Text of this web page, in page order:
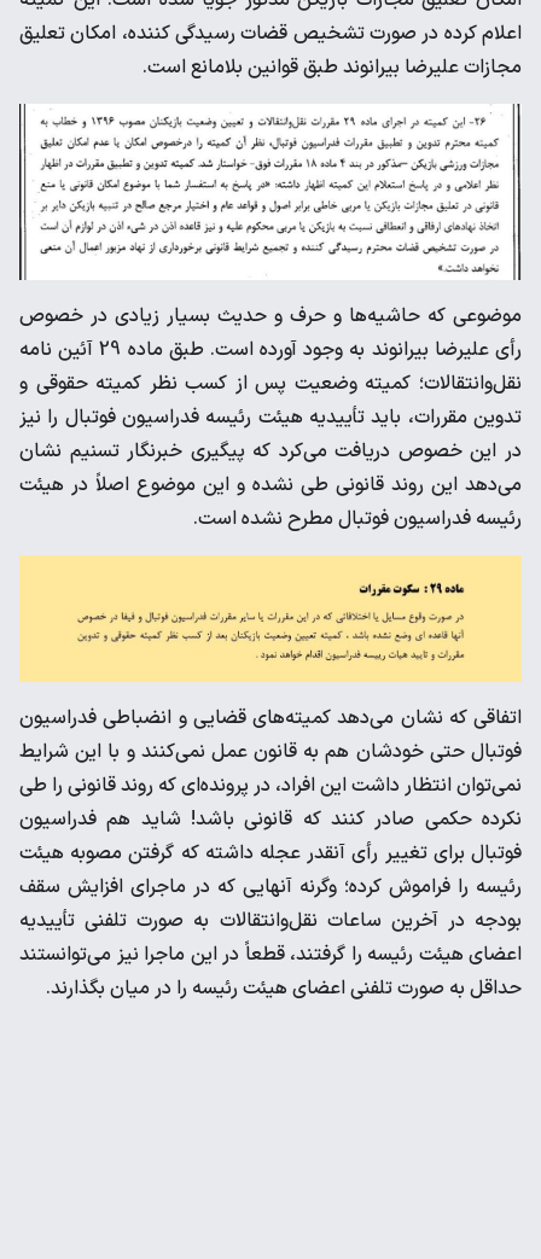
اعلام کرده در صورت تشخیص قضات رسیدگی کننده، امکان تعلیق
مجازات علیرضا بیرانوند طبق قوانین بلامانع است.
موضوعی که حاشیه‌ها و حرف و حدیث بسیار زیادی در خصوص
رأی علیرضا بیرانوند به وجود آورده است. طبق ماده 29 آئین نامه
نقل‌و‌انتقالات؛ کمیته وضعیت پس از کسب نظر کمیته حقوقی و
تدوین مقررات، باید تأییدیه هیئت رئیسه فدراسیون فوتبال را نیز
در این خصوص دریافت می‌کرد که پیگیری خبرنگار تسنیم نشان
می‌دهد این روند قانونی طی نشده و این موضوع اصلاً در هیئت
رئیسه فدراسیون فوتبال مطرح نشده است.
اتفاقی که نشان می‌دهد کمیته‌های قضایی و انضباطی فدراسیون
فوتبال حتی خودشان هم به قانون عمل نمی‌کنند و با این شرایط
نمی‌توان انتظار داشت این افراد، در پرونده‌ای که روند قانونی را طی
نکرده حکمی صادر کنند که قانونی باشد! شاید هم فدراسیون
فوتبال برای تغییر رأی آنقدر عجله داشته که گرفتن مصوبه هیئت
رئیسه را فراموش کرده؛ وگرنه آنهایی که در ماجرای افزایش سقف
بودجه در آخرین ساعات نقل‌و‌انتقالات به صورت تلفنی تأییدیه
اعضای هیئت رئیسه را گرفتند، قطعاً در این ماجرا نیز می‌توانستند
حداقل به صورت تلفنی اعضای هیئت رئیسه را در میان بگذارند.